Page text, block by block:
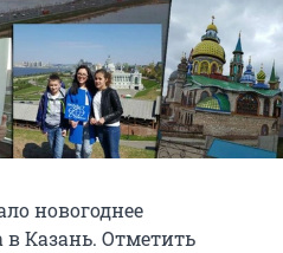
новогоднее
в Казань. Отметить